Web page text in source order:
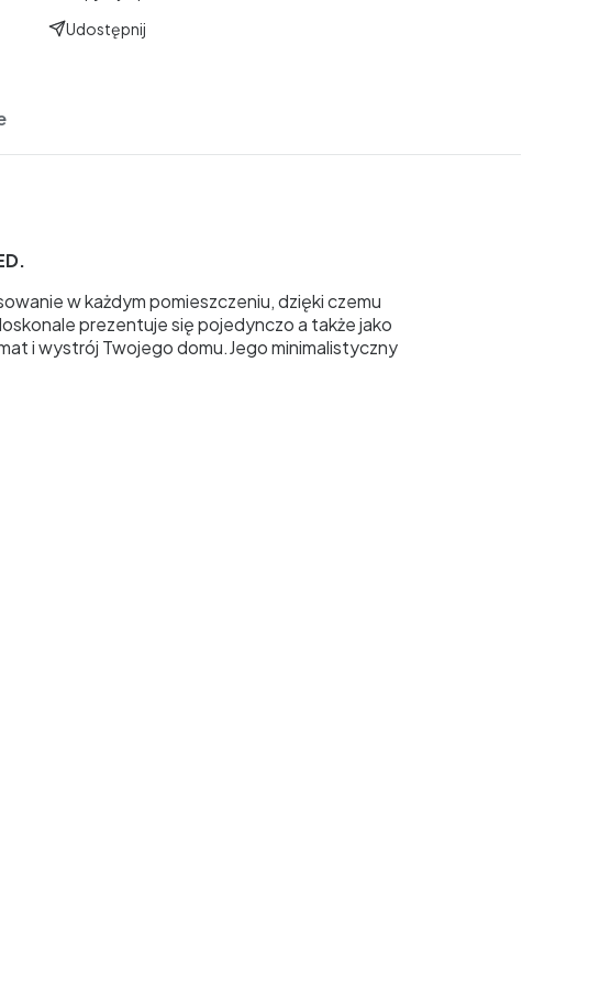
Udostępnij
w każdym pomieszczeniu, dzięki czemu
prezentuje się pojedynczo a także jako
i wystrój Twojego domu.Jego minimalistyczny